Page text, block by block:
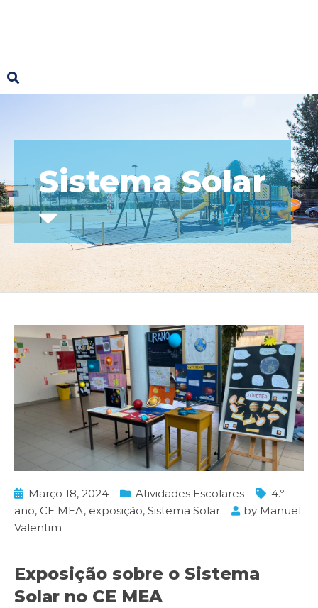
Sistema Solar
Março 18, 2024 Atividades Escolares
4.º
ano, CE MEA, exposição, Sistema Solar by Manuel
Valentim
Exposição sobre o Sistema
Solar no CE MEA